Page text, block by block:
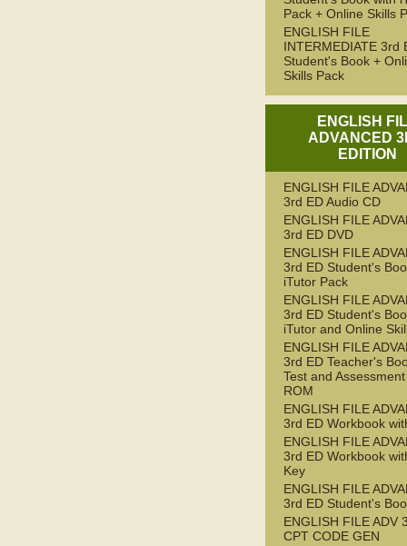
Pack + Online Skills
ENGLISH FILE
INTERMEDIATE 3rd
Student's Book +
Skills Pack
ENGLISH
ADVANCED
EDITION
ENGLISH FILE
3rd ED Audio CD
ENGLISH FILE
3rd ED DVD
ENGLISH FILE
3rd ED Student's
iTutor Pack
ENGLISH FILE
3rd ED Student's
iTutor and Online
ENGLISH FILE
3rd ED Teacher's
Test and
ROM
ENGLISH FILE
3rd ED Workbook
ENGLISH FILE
3rd ED Workbook
Key
ENGLISH FILE
3rd ED Student's
ENGLISH FILE ADV
CPT CODE GEN